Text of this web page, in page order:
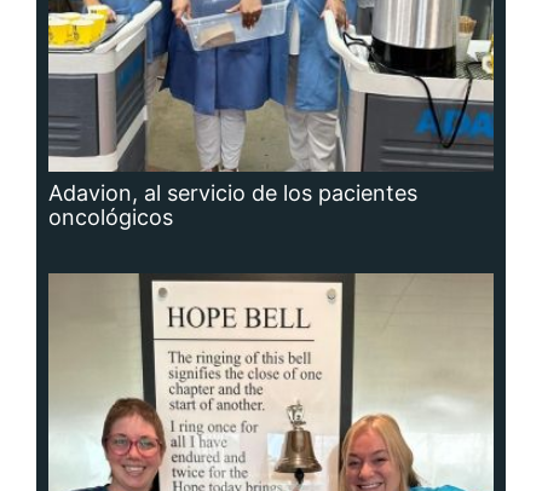
Adavion, al servicio de los pacientes
oncológicos